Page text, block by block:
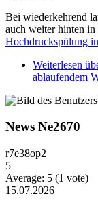
Bei wiederkehrend
auch weiter hinten
Hochdruckspülung
Weiterlesen
ablaufendem
News Ne2670
r7e38op2
5
Average: 5 (1 vote)
15.07.2026